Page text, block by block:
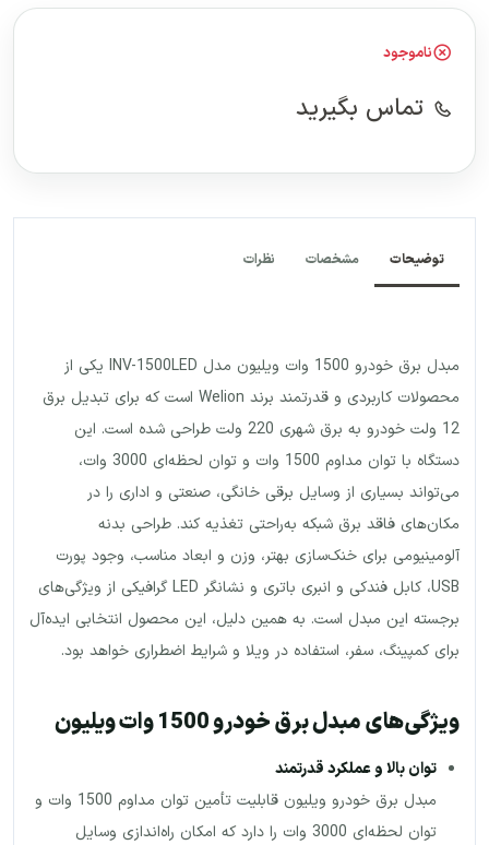
ناموجود
تماس بگیرید
توضیحات مشخصات نظرات
مبدل برق خودرو 1500 وات ویلیون مدل INV-1500LED یکی از
محصولات کاربردی و قدرتمند برند Welion است که برای تبدیل برق
12 ولت خودرو به برق شهری 220 ولت طراحی شده است. این
دستگاه با توان مداوم 1500 وات و توان لحظه‌ای 3000 وات،
می‌تواند بسیاری از وسایل برقی خانگی، صنعتی و اداری را در
مکان‌های فاقد برق شبکه به‌راحتی تغذیه کند. طراحی بدنه
آلومینیومی برای خنک‌سازی بهتر، وزن و ابعاد مناسب، وجود پورت
USB، کابل فندکی و انبری باتری و نشانگر LED گرافیکی از ویژگی‌های
برجسته این مبدل است. به همین دلیل، این محصول انتخابی ایده‌آل
برای کمپینگ، سفر، استفاده در ویلا و شرایط اضطراری خواهد بود.
ویژگی‌های مبدل برق خودرو 1500 وات ویلیون
توان بالا و عملکرد قدرتمند
مبدل برق خودرو ویلیون قابلیت تأمین توان مداوم 1500 وات و
توان لحظه‌ای 3000 وات را دارد که امکان راه‌اندازی وسایل